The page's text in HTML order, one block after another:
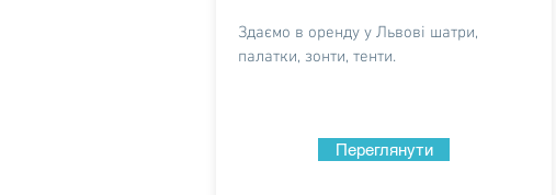
Здаємо в оренду у Львові шатри,
палатки, зонти, тенти.
Переглянути